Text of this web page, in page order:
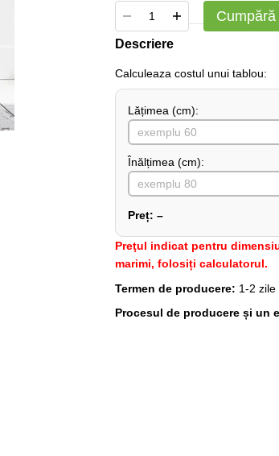
Descriere
Сalculeaza costul unui tablou:
Lățimea (сm):
Înălțimea (cm):
Preț: –
Preţul indicat pentru
marimi, folosiți calculatorul.
Termen de producere: 1-2
Procesul de producere și un